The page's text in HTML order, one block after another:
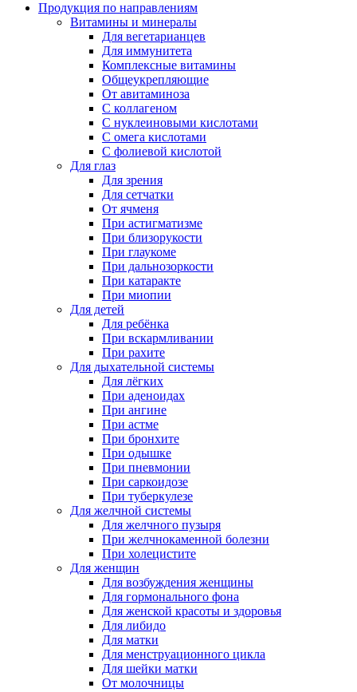
Продукция по направлениям
Витамины и минералы
Для вегетарианцев
Для иммунитета
Комплексные витамины
Общеукрепляющие
От авитаминоза
С коллагеном
С нуклеиновыми кислотами
С омега кислотами
С фолиевой кислотой
Для глаз
Для зрения
Для сетчатки
От ячменя
При астигматизме
При близорукости
При глаукоме
При дальнозоркости
При катаракте
При миопии
Для детей
Для ребёнка
При вскармливании
При рахите
Для дыхательной системы
Для лёгких
При аденоидах
При ангине
При астме
При бронхите
При одышке
При пневмонии
При саркоидозе
При туберкулезе
Для желчной системы
Для желчного пузыря
При желчнокаменной болезни
При холецистите
Для женщин
Для возбуждения женщины
Для гормонального фона
Для женской красоты и здоровья
Для либидо
Для матки
Для менструационного цикла
Для шейки матки
От молочницы